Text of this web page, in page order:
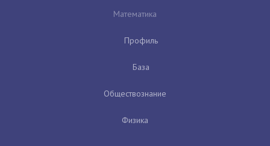
Математика
Профиль
База
Обществознание
Физика